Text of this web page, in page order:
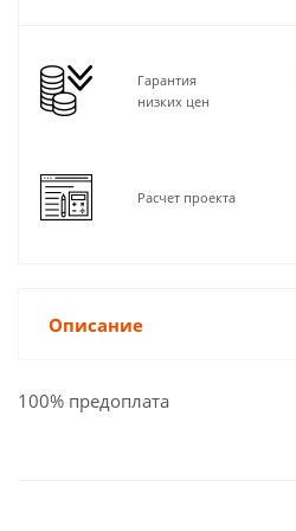
Гарантия
низких цен
Расчет проекта
Описание
100% предоплата